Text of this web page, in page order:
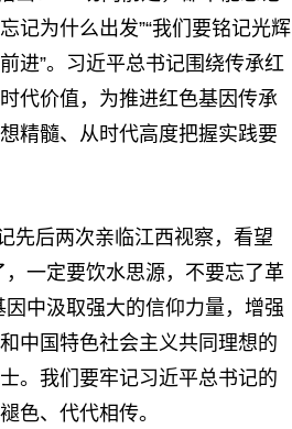
记为什么出发”“我们要铭记光辉
进”。习近平总书记围绕传承红
代价值，为推进红色基因传承
精髓、从时代高度把握实践要
先后两次亲临江西视察，看望
一定要饮水思源，不要忘了革
中汲取强大的信仰力量，增强
中国特色社会主义共同理想的
。我们要牢记习近平总书记的
色、代代相传。